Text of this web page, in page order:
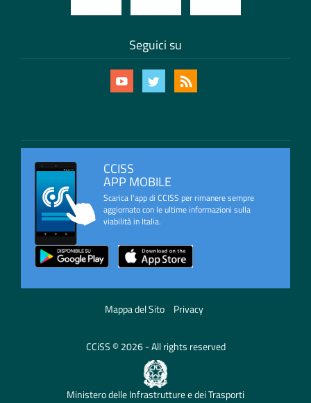
Seguici su
CCISS
APP MOBILE
Scarica l'app di CCISS per rimanere sempre
aggiornato con le ultime informazioni sulla
viabilità in Italia.
Mappa del Sito Privacy
CCiSS © 2026 - All rights reserved
Ministero delle Infrastrutture e dei Trasporti